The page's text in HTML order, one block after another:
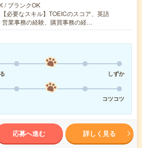
/ ブランクOK
【必要なスキル】TOEICのスコア、英語
営業事務の経験、購買事務の経…
しずか
コツコツ
応募へ進む 詳しく見る